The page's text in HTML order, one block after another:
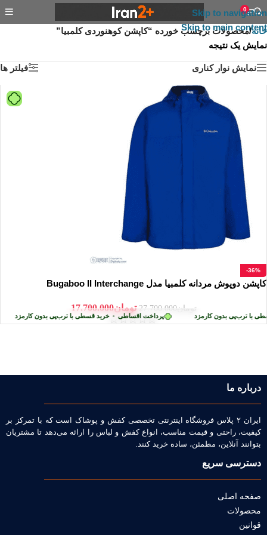
Skip to navigation
Skip to main content
0
خانه/محصولات برچسب خورده “کاپشن کوهنوردی کلمبیا”
نمایش یک نتیجه
نمایش نوار کناری فیلتر ها
پرداخت اقساطی • خرید قسطی با ترب‌پی بدون کارمزد با ترب‌پی بدون کارمزد
-36%
کاپشن دوپوش مردانه کلمبیا مدل Bugaboo II Interchange
تومان27.700.000 تومان17.700.000
درباره ما
ایران ۲ پلاس فروشگاه اینترنتی تخصصی کفش و پوشاک است که با تمرکز بر
کیفیت، راحتی و قیمت مناسب، انواع کفش و لباس را ارائه می‌دهد تا مشتریان
بتوانند آنلاین، مطمئن، ساده خرید کنند.
دسترسی سریع
صفحه اصلی
محصولات
قوانین